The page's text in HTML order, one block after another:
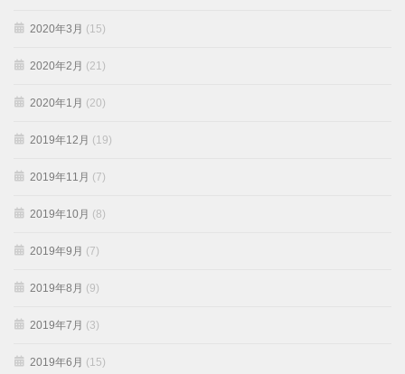
2020年3月 (15)
2020年2月 (21)
2020年1月 (20)
2019年12月 (19)
2019年11月 (7)
2019年10月 (8)
2019年9月 (7)
2019年8月 (9)
2019年7月 (3)
2019年6月 (15)